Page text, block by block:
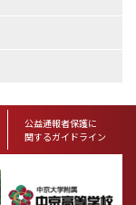
公益通報者保護に
関するガイドライン